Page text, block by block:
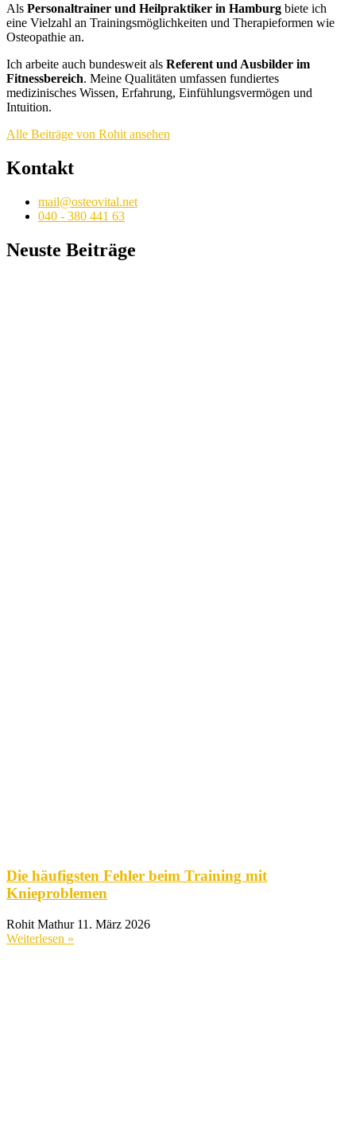
Als Personaltrainer und Heilpraktiker in Hamburg biete ich
eine Vielzahl an Trainingsmöglichkeiten und Therapieformen wie
Osteopathie an.
Ich arbeite auch bundesweit als Referent und Ausbilder im
Fitnessbereich. Meine Qualitäten umfassen fundiertes
medizinisches Wissen, Erfahrung, Einfühlungsvermögen und
Intuition.
Alle Beiträge von Rohit ansehen
Kontakt
mail@osteovital.net
040 - 380 441 63
Neuste Beiträge
Die häufigsten Fehler beim Training mit
Knieproblemen
Rohit Mathur 11. März 2026
Weiterlesen »